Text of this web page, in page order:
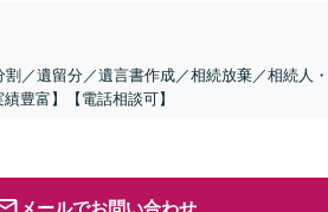
／遺留分／遺言書作成／相続放棄／相続人・
豊富】【電話相談可】
メールでお問い合わせ